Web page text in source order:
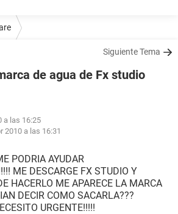
Siguiente Tema
de agua de Fx studio
a las 16:25
2010 a las 16:31
PODRIA AYUDAR
ME DESCARGE FX STUDIO Y
HACERLO ME APARECE LA MARCA
DECIR COMO SACARLA???
URGENTE!!!!!